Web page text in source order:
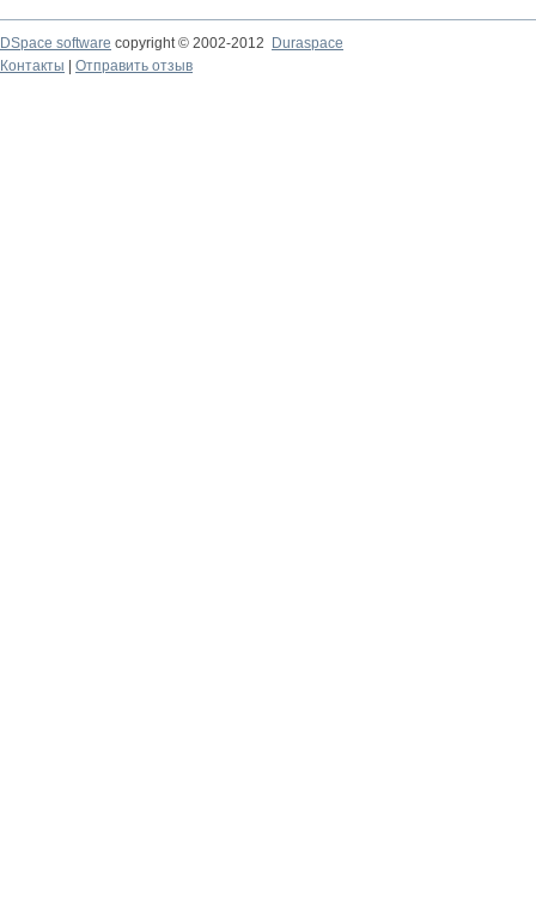
DSpace software copyright © 2002-2012
Duraspace
Контакты
Отправить отзыв